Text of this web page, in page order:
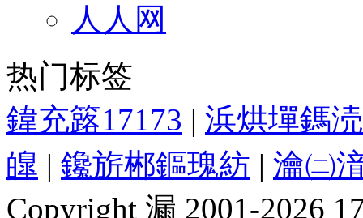
人人网
热门标签
鍏充簬17173 | 浜烘墠鎷
皥 | 鑱旂郴鏂瑰紡 | 瀹㈡
Copyright 漏 2001-2026